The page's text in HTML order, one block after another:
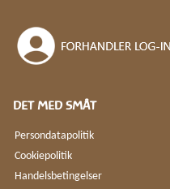
DET MED SMÅT
Persondatapolitik
Cookiepolitik
Handelsbetingelser